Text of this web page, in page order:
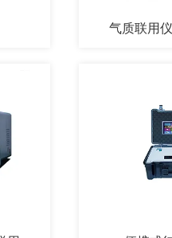
气质联用